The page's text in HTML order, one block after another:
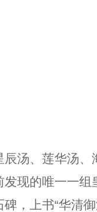
汤、莲华汤、
现的唯一一组
，上书“华清